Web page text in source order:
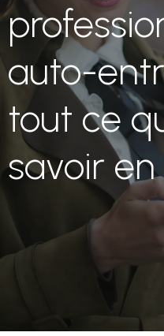
auto-
tout ce
savoir